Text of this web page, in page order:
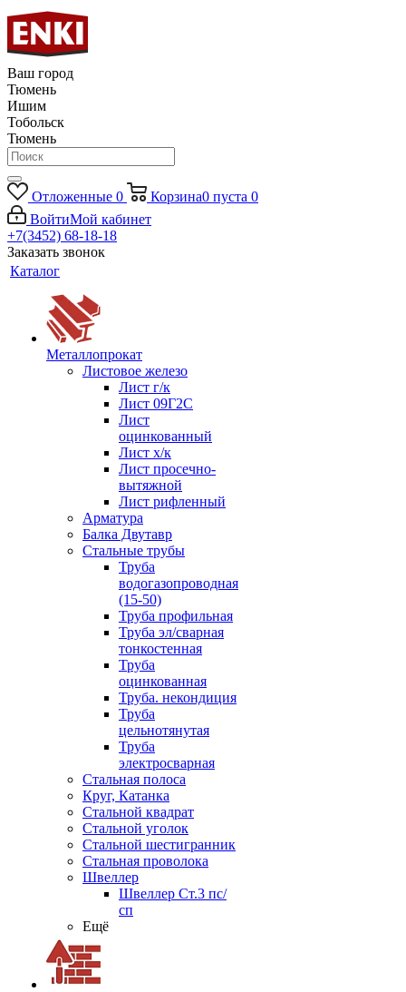
Ваш город
Тюмень
Ишим
Тобольск
Тюмень
Отложенные 0 Корзина0 пуста 0
ВойтиМой кабинет
+7(3452) 68-18-18
Заказать звонок
Каталог
Металлопрокат
Листовое железо
Лист г/к
Лист 09Г2С
Лист
оцинкованный
Лист х/к
Лист просечно-
вытяжной
Лист рифленный
Арматура
Балка Двутавр
Стальные трубы
Труба
водогазопроводная
(15-50)
Труба профильная
Труба эл/сварная
тонкостенная
Труба
оцинкованная
Труба. некондиция
Труба
цельнотянутая
Труба
электросварная
Стальная полоса
Круг, Катанка
Стальной квадрат
Стальной уголок
Стальной шестигранник
Стальная проволока
Швеллер
Швеллер Ст.3 пс/
сп
Ещё